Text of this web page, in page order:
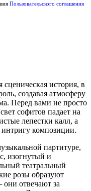
Пользовательского соглашения
история, в
создавая атмосферу
Перед вами не просто
софитов падает на
лепестки калл, а
интригу композиции.
партитуре,
изогнутый и
театральный
розы образуют
отвечают за